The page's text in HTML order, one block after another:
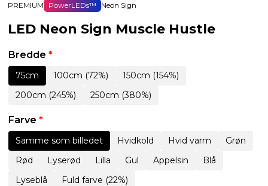
PREMIUM PowerLEDs™ Neon Sign
LED Neon Sign Muscle Hustle
Bredde *
75cm 100cm (72%)
150cm (154%)
200cm (245%)
250cm (380%)
Farve *
Samme som billedet Hvidkold Hvid varm
Grøn
Rød
Lyserød Lilla Gul Appelsin
Blå
Lyseblå
Fuld farve (22%)